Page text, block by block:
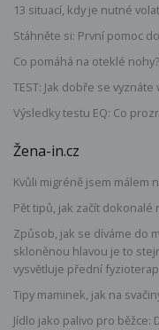
13 situací, kdy je nutné
Stáhněte si: První pomoc
Co pomáhá na oteklé
TEST: Jak dobře se
Výsledky testu EQ: Co
Žena-in.cz
Kvůli migréně jsem málem
Pět tipů, jak začít
Způsob, jak se díváme do
skloněnou hlavou je to
vysvětluje přední
Tipy maminek, jak na
Jídlo jako palivo pro běžce: